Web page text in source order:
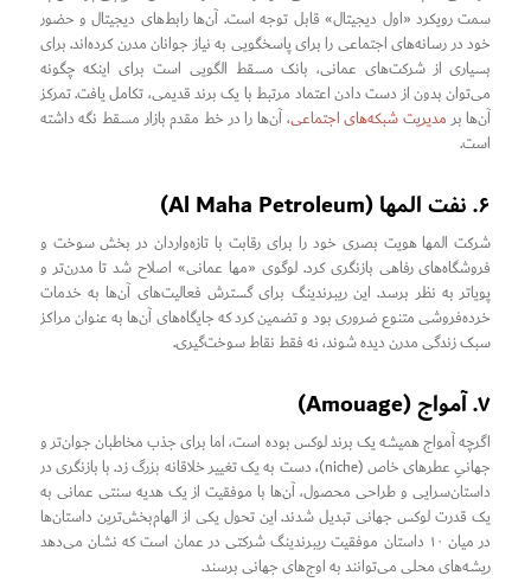
سمت رویکرد «اول دیجیتال» قابل توجه است. آن‌ها رابط‌های دیجیتال و حضور
خود در رسانه‌های اجتماعی را برای پاسخگویی به نیاز جوانان مدرن کرده‌اند. برای
بسیاری از شرکت‌های عمانی، بانک مسقط الگویی است برای اینکه چگونه
می‌توان بدون از دست دادن اعتماد مرتبط با یک برند قدیمی، تکامل یافت. تمرکز
آن‌ها برمدیریت شبکه‌های اجتماعی، آن‌ها را در خط مقدم بازار مسقط نگه داشته
است.
۶. نفت المها (Al Maha Petroleum)
شرکت المها هویت بصری خود را برای رقابت با تازه‌واردان در بخش سوخت و
فروشگاه‌های رفاهی بازنگری کرد. لوگوی «مها عمانی» اصلاح شد تا مدرن‌تر و
پویاتر به نظر برسد. این ریبرندینگ برای گسترش فعالیت‌های آن‌ها به خدمات
خرده‌فروشی متنوع ضروری بود و تضمین کرد که جایگاه‌های آن‌ها به عنوان مراکز
سبک زندگی مدرن دیده شوند، نه فقط نقاط سوخت‌گیری.
۷. آمواج (Amouage)
اگرچه آمواج همیشه یک برند لوکس بوده است، اما برای جذب مخاطبان جوان‌تر و
جهانیِ عطرهای خاص (niche)، دست به یک تغییر خلاقانه بزرگ زد. با بازنگری در
داستان‌سرایی و طراحی محصول، آن‌ها با موفقیت از یک هدیه سنتی عمانی به
یک قدرت لوکس جهانی تبدیل شدند. این تحول یکی از الهام‌بخش‌ترین داستان‌ها
در میان ۱۰ داستان موفقیت ریبرندینگ شرکتی در عمان است که نشان می‌دهد
ریشه‌های محلی می‌توانند به اوج‌های جهانی برسند.